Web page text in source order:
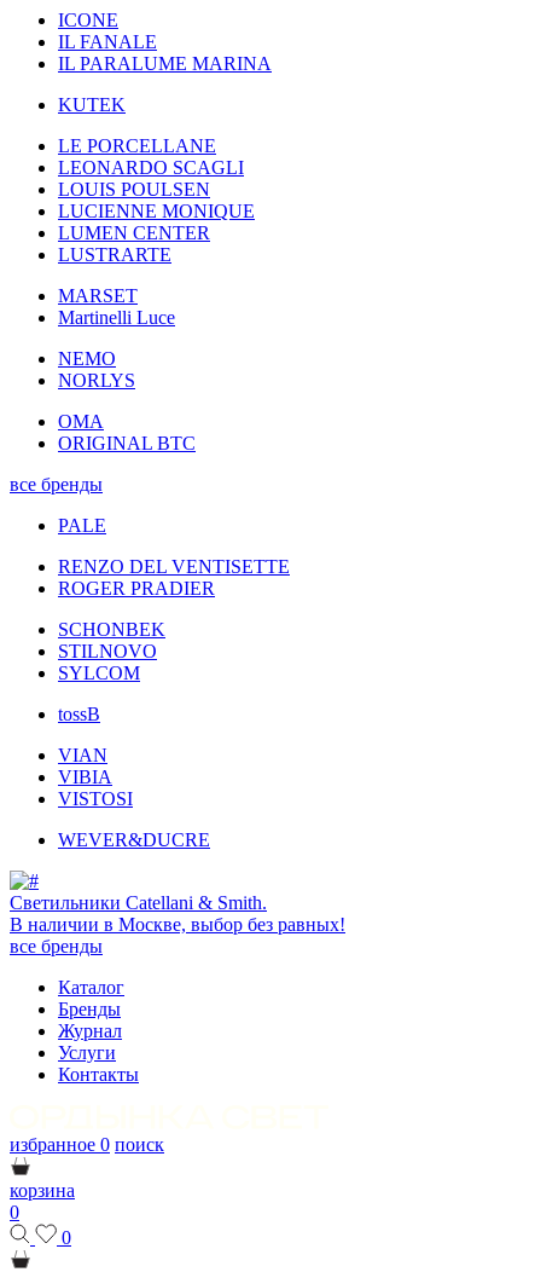
ICONE
IL FANALE
IL PARALUME MARINA
KUTEK
LE PORCELLANE
LEONARDO SCAGLI
LOUIS POULSEN
LUCIENNE MONIQUE
LUMEN CENTER
LUSTRARTE
MARSET
Martinelli Luce
NEMO
NORLYS
OMA
ORIGINAL BTC
все бренды
PALE
RENZO DEL VENTISETTE
ROGER PRADIER
SCHONBEK
STILNOVO
SYLCOM
tossB
VIAN
VIBIA
VISTOSI
WEVER&DUCRE
Светильники Catellani & Smith.
В наличии в Москве, выбор без равных!
все бренды
Каталог
Бренды
Журнал
Услуги
Контакты
избранное 0 поиск
корзина
0
0